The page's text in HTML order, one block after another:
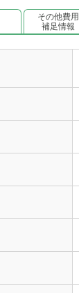
その他費用
補足情報